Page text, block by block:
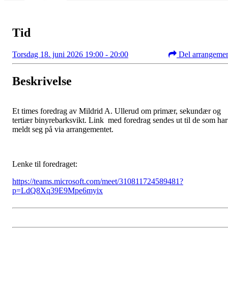
Tid
Torsdag 18. juni 2026 19:00 - 20:00 Del
Beskrivelse
Et times foredrag av Mildrid A. Ullerud om primær, sekundær og
tertiær binyrebarksvikt. Link med foredrag sendes ut til de som har
meldt seg på via arrangementet.
Lenke til foredraget:
https://teams.microsoft.com/meet/310811724589481?
p=LdQ8Xq39E9Mpe6myix